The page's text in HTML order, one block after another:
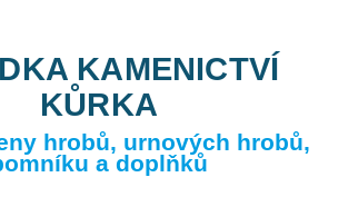
KAMENICTVÍ
KŮRKA
hrobů, urnových hrobů,
a doplňků